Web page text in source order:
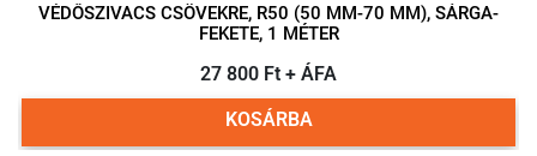
VÉDŐSZIVACS CSÖVEKRE, R50 (50 MM-70 MM), SÁRGA-
FEKETE, 1 MÉTER
27 800 Ft + ÁFA
KOSÁRBA